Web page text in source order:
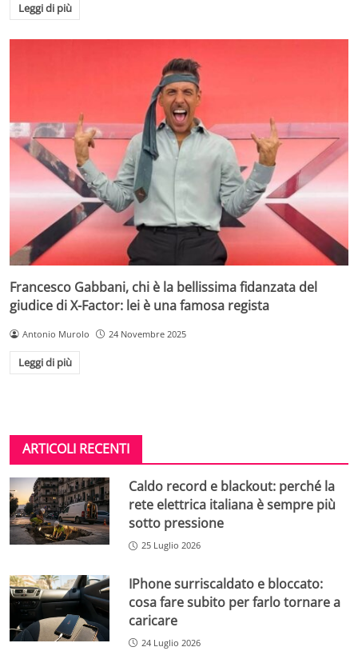
Leggi di più
Francesco Gabbani, chi è la bellissima fidanzata del
giudice di X-Factor: lei è una famosa regista
Antonio Murolo 24 Novembre 2025
Leggi di più
ARTICOLI RECENTI
Caldo record e blackout: perché la
rete elettrica italiana è sempre più
sotto pressione
25 Luglio 2026
IPhone surriscaldato e bloccato:
cosa fare subito per farlo tornare a
caricare
24 Luglio 2026